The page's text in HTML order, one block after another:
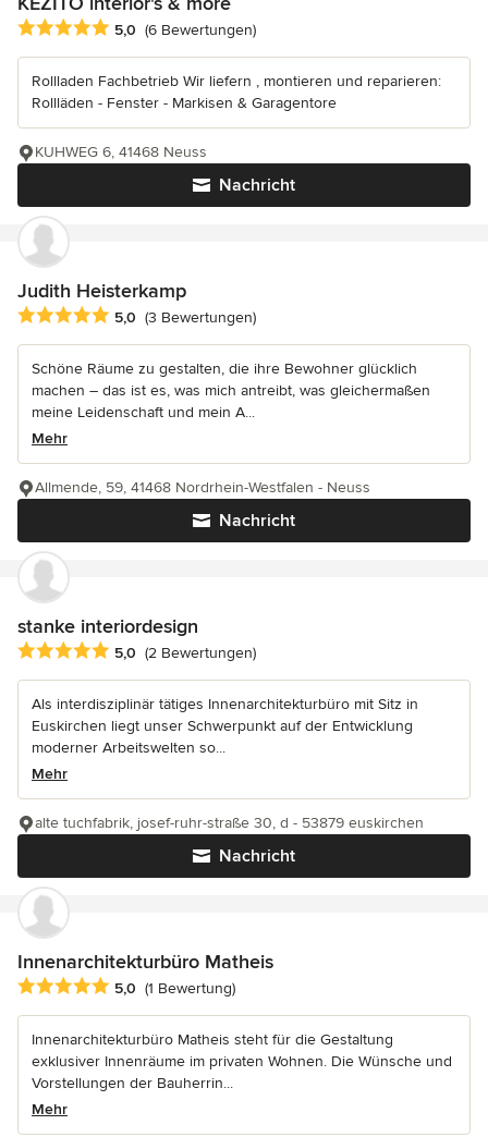
Durchschnittliche Bewertung: 5 von 5 Sternen
5,0 (6 Bewertungen)
Rollladen Fachbetrieb Wir liefern , montieren und reparieren:
Rollläden - Fenster - Markisen & Garagentore
Nachricht
KUHWEG 6, 41468 Neuss
Judith Heisterkamp
Durchschnittliche Bewertung: 5 von 5 Sternen
5,0 (3 Bewertungen)
Schöne Räume zu gestalten, die ihre Bewohner glücklich
machen – das ist es, was mich antreibt, was gleichermaßen
meine Leidenschaft und mein A...
Mehr
Nachricht
Allmende, 59, 41468 Nordrhein-Westfalen - Neuss
stanke interiordesign
Durchschnittliche Bewertung: 5 von 5 Sternen
5,0 (2 Bewertungen)
Als interdisziplinär tätiges Innenarchitekturbüro mit Sitz in
Euskirchen liegt unser Schwerpunkt auf der Entwicklung
moderner Arbeitswelten so...
Mehr
Nachricht
alte tuchfabrik, josef-ruhr-straße 30, d - 53879 euskirchen
Innenarchitekturbüro Matheis
Durchschnittliche Bewertung: 5 von 5 Sternen
5,0 (1 Bewertung)
Innenarchitekturbüro Matheis steht für die Gestaltung
exklusiver Innenräume im privaten Wohnen. Die Wünsche und
Vorstellungen der Bauherrin...
Mehr